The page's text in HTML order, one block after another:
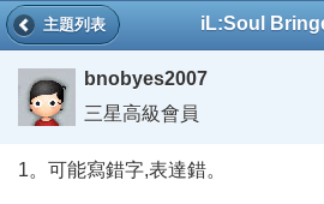
iL:Soul
主題列表
bnobyes2007
三星高級會員
1。可能寫錯字,表達錯。